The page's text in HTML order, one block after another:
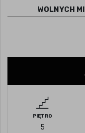
WOLNYCH
PIĘTRO
5